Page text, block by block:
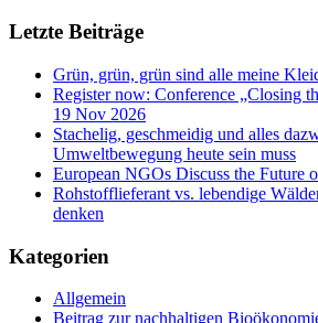
Letzte Beiträge
Grün, grün, grün sind alle meine
Register now: Conference „Closing
19 Nov 2026
Stachelig, geschmeidig und alles
Umweltbewegung heute sein muss
European NGOs Discuss the Future
Rohstofflieferant vs. lebendige
denken
Kategorien
Allgemein
Beitrag zur nachhaltigen